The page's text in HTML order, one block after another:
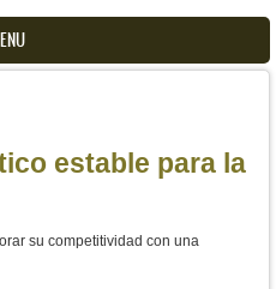
estable para la
su competitividad con una